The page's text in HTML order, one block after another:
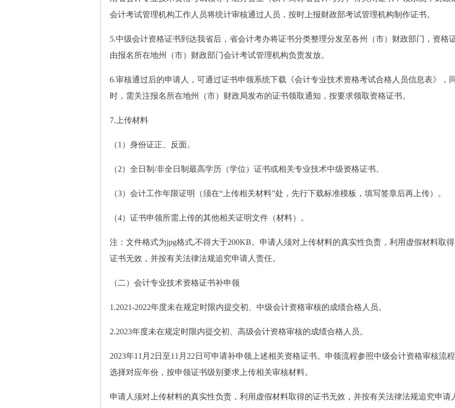
会计考试管理机构工作人员将统计审核通过人员，按时上报财政部考试管理机构制作证书。
5.中级会计资格证书到达我省后，省会计考办将证书分类整理分发至各州（市）财政部门，资格
由报名所在地州（市）财政部门会计考试管理机构负责发放。
6.审核通过后的申请人，可通过证书申领系统下载《会计专业技术资格考试合格人员信息表》，
时，需关注报名所在地州（市）财政局发布的证书领取通知，按要求领取资格证书。
7.上传材料
（1）身份证正、反面。
（2）全日制/非全日制最高学历（学位）证书或相关专业技术中级资格证书。
（3）会计工作年限证明（须在“上传相关材料”处，先行下载标准模板，填写签章后再上传）。
（4）证书申领所需上传的其他相关证明文件（材料）。
注：文件格式为jpg格式,不得大于200KB。申请人须对上传材料的真实性负责，利用虚假材料取
证书无效，并按有关法律法规追究申请人责任。
（二）会计专业技术资格证书补申领
1.2021-2022年度未在规定时限内提交初、中级会计资格审核的成绩合格人员。
2.2023年度未在规定时限内提交初、高级会计资格审核的成绩合格人员。
2023年11月2日至11月22日可申请补申领上述相关资格证书。申领流程参照中级会计资格审核流
选择对应年份，按申领证书级别要求上传相关审核材料。
申请人须对上传材料的真实性负责，利用虚假材料取得的证书无效，并按有关法律法规追究申请